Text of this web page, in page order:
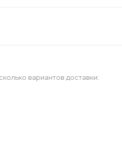
вариантов доставки: